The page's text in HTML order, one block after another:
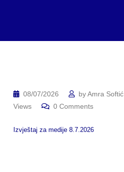
08/07/2026 byAmra Softić
Views
0 Comments
Izvještaj za medije 8.7.2026